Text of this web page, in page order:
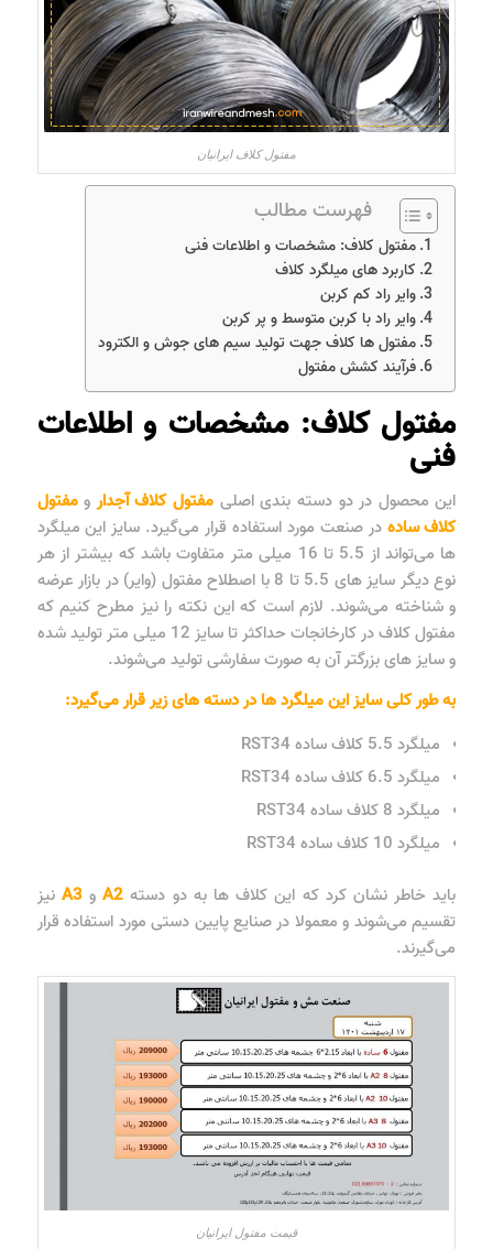
مفتول کلاف ایرانیان
فهرست مطالب
مفتول کلاف: مشخصات و اطلاعات فنی
کاربرد های میلگرد کلاف
وایر راد کم کربن
وایر راد با کربن متوسط و پر کربن
مفتول ها کلاف جهت تولید سیم های جوش و الکترود
فرآیند کشش مفتول
مفتول کلاف: مشخصات و اطلاعات
فنی
این محصول در دو دسته بندی اصلی مفتول کلاف آجدارومفتول
کلاف ساده در صنعت مورد استفاده قرار می‌گیرد. سایز این میلگرد
ها می‌تواند از 5.5 تا 16 میلی متر متفاوت باشد که بیشتر از هر
نوع دیگر سایز های 5.5 تا 8 با اصطلاح مفتول (وایر) در بازار عرضه
و شناخته می‌شوند. لازم است که این نکته را نیز مطرح کنیم که
مفتول کلاف در کارخانجات حداکثر تا سایز 12 میلی متر تولید شده
و سایز های بزرگتر آن به صورت سفارشی تولید می‌شوند.
به طور کلی سایز این میلگرد ها در دسته های زیر قرار می‌گیرد:
میلگرد 5.5 کلاف ساده RST34
میلگرد 6.5 کلاف ساده RST34
میلگرد 8 کلاف ساده RST34
میلگرد 10 کلاف ساده RST34
باید خاطر نشان کرد که این کلاف ها به دو دسته A2وA3 نیز
تقسیم می‌شوند و معمولا در صنایع پایین دستی مورد استفاده قرار
می‌گیرند.
قیمت مفتول ایرانیان